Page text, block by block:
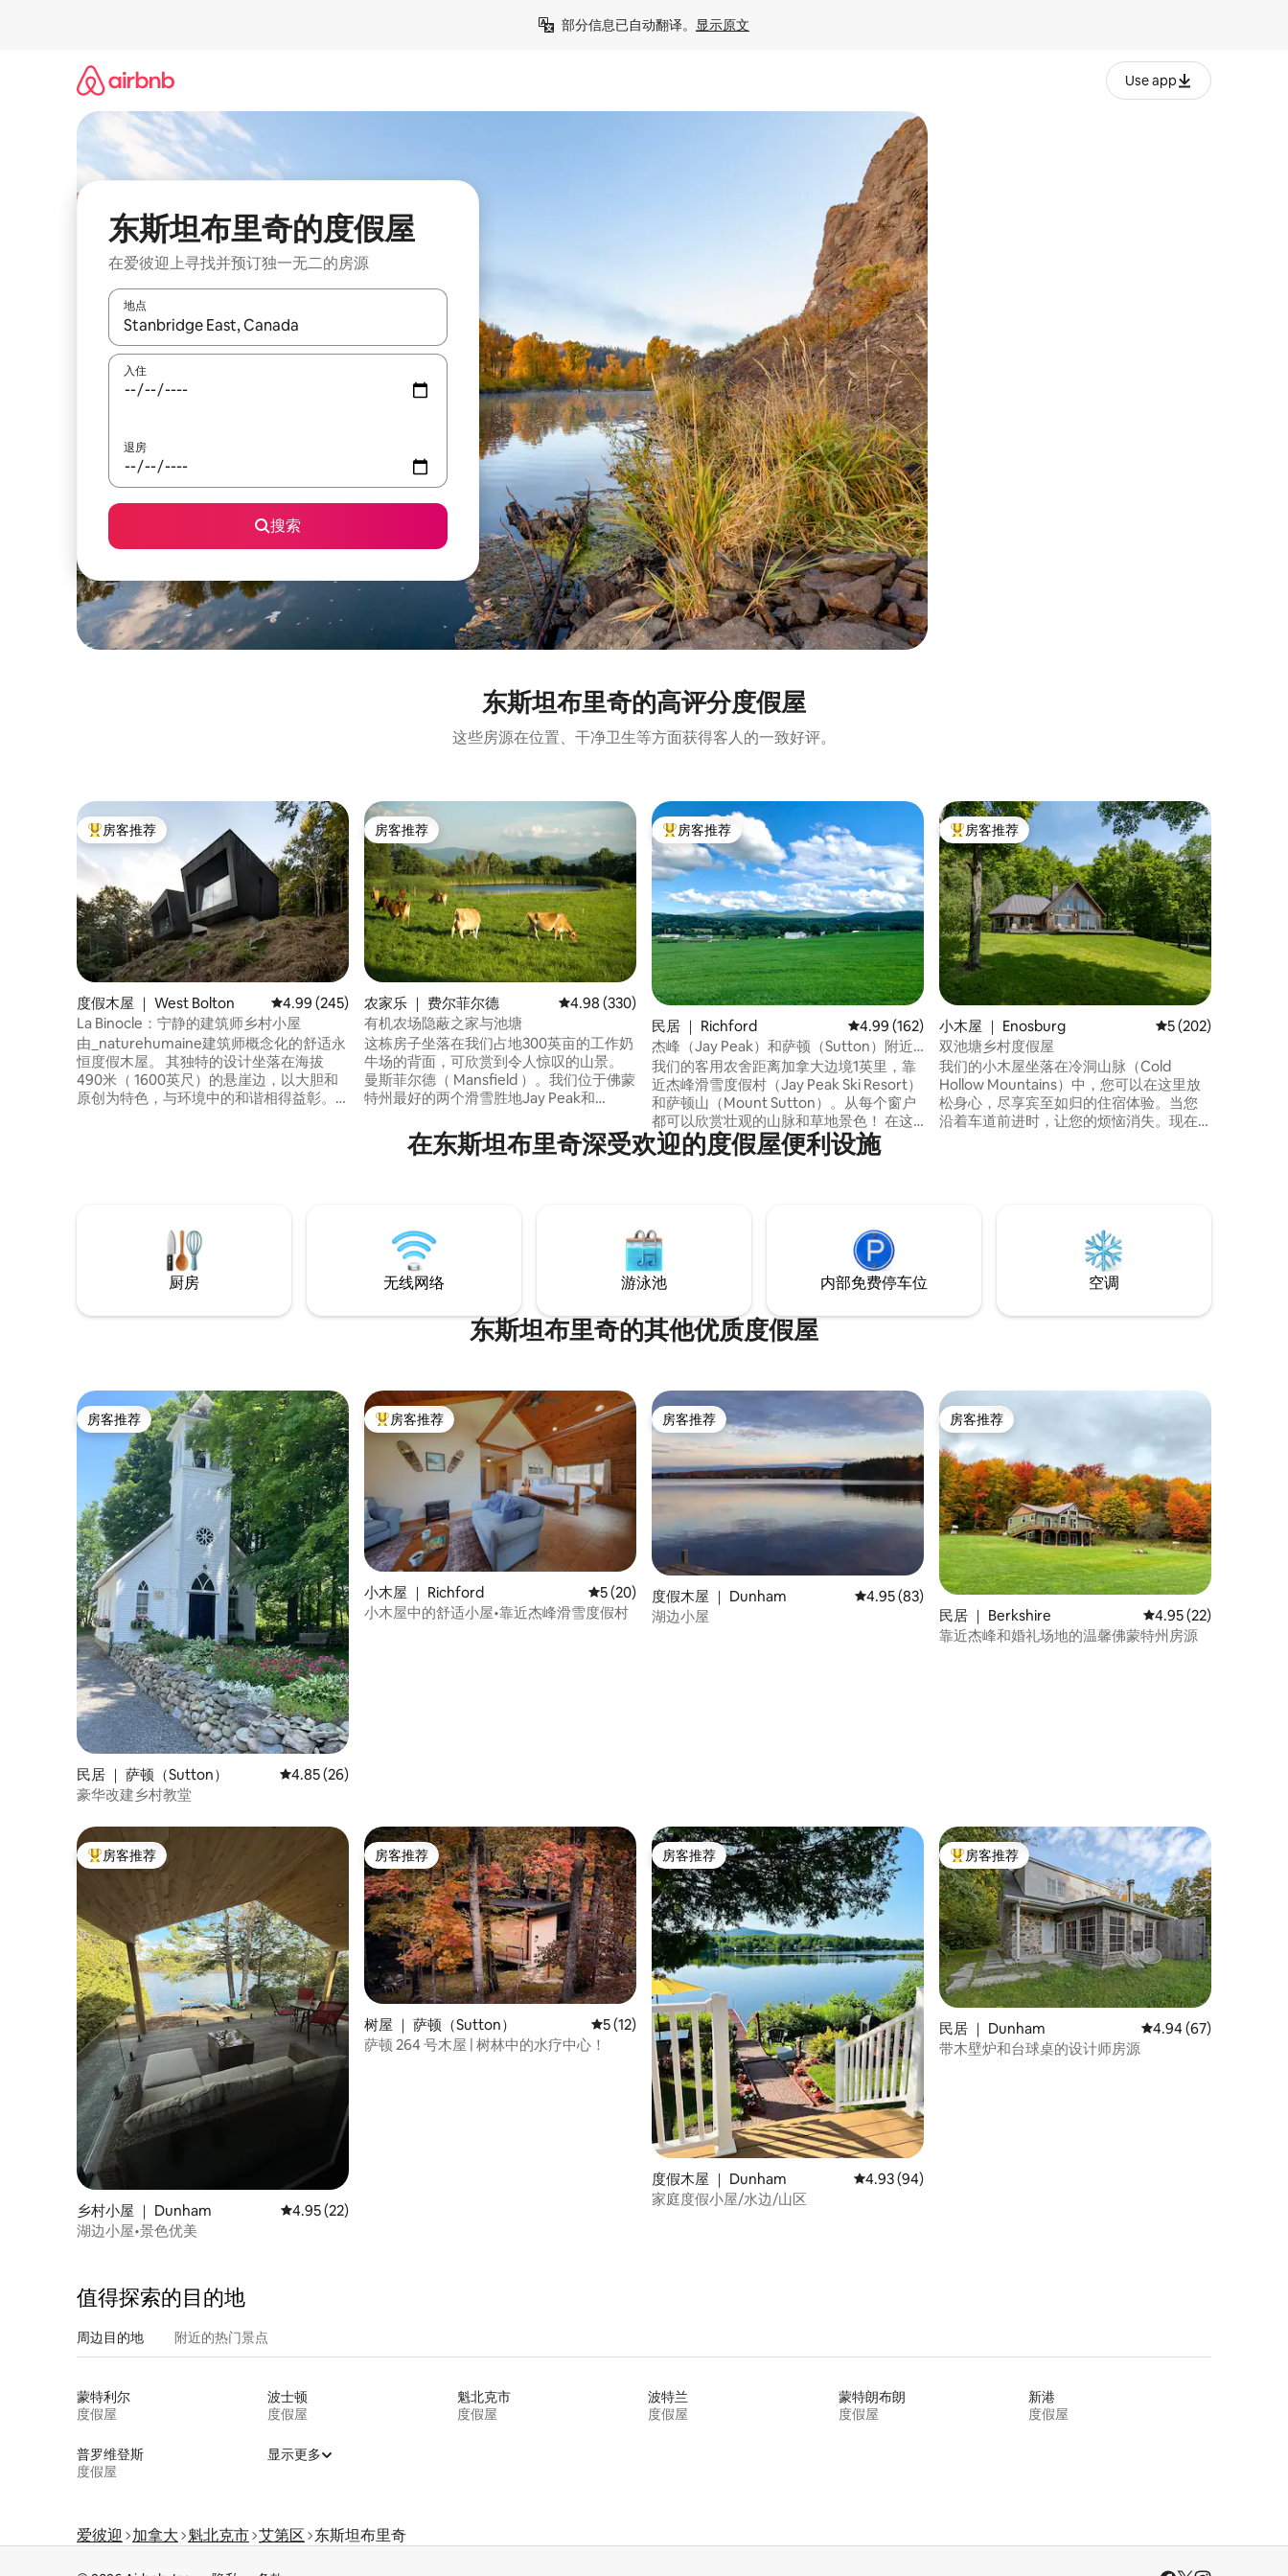
部分信息已自动翻译。 显示原文
Use app
东斯坦布里奇的度假屋
在爱彼迎上寻找并预订独一无二的房源
地点
如有搜索结果，请使用上下方向键查看，或通过点击或滑动手势浏览。
入住
退房
搜索
东斯坦布里奇的高评分度假屋
这些房源在位置、干净卫生等方面获得客人的一致好评。
热门「房客推荐」
房客推荐
度假木屋 ｜ West Bolton 平均评分 4.99 分（满分 5 分），共 245 条评价
4.99 (245)
La Binocle：宁静的建筑师乡村小屋
由_naturehumaine建筑师概念化的舒适永
恒度假木屋。 其独特的设计坐落在海拔
490米（ 1600英尺）的悬崖边，以大胆和
原创为特色，与环境中的和谐相得益彰。
房客推荐
房客推荐
农家乐 ｜ 费尔菲尔德 平均评分 4.98 分（满分 5 分），共 330 条评价
4.98 (330)
有机农场隐蔽之家与池塘
这栋房子坐落在我们占地300英亩的工作奶
牛场的背面，可欣赏到令人惊叹的山景。
曼斯菲尔德（ Mansfield ）。我们位于佛蒙
特州最好的两个滑雪胜地Jay Peak和
雪、骑行或x乡村之旅的冬季冒险吧。 入住
当地的啤酒厂、酿酒厂和餐厅。 或者在农
热门「房客推荐」
房客推荐
民居 ｜ Richford 平均评分 4.99 分（满分 5 分），共 162 条评价
4.99 (162)
杰峰（Jay Peak）和萨顿（Sutton）附近
的宁静舒适农舍
我们的客用农舍距离加拿大边境1英里，靠
近杰峰滑雪度假村（Jay Peak Ski Resort）
和萨顿山（Mount Sutton）。从每个窗户
都可以欣赏壮观的山脉和草地景色！ 在这
里，您可以探索古朴、以美食为中心的法
裔加拿大东部小镇，就在魁北克边境对
门廊和宁静的氛围！
热门「房客推荐」
房客推荐
小木屋 ｜ Enosburg 平均评分 5 分（满
5 (202)
双池塘乡村度假屋
我们的小木屋坐落在冷洞山脉（Cold
Hollow Mountains）中，您可以在这里放
松身心，尽享宾至如归的住宿体验。当您
沿着车道前进时，让您的烦恼消失。现在
了！我们确信，您一定会流连忘返！
在东斯坦布里奇深受欢迎的度假屋便利设施
厨房 无线网络 游泳池 内部免费停车位 空调
东斯坦布里奇的其他优质度假屋
房客推荐
房客推荐
民居 ｜ 萨顿（Sutton） 平均评分 4.85 分（满分 5 分），共 26 条评价
4.85 (26)
豪华改建乡村教堂
热门「房客推荐」
房客推荐
小木屋 ｜ Richford 平均评分 5 分（满分 5 分），共 20 条评价
5 (20)
小木屋中的舒适小屋•靠近杰峰滑雪度假村
房客推荐
房客推荐
度假木屋 ｜ Dunham 平均评分 4.95 分（满分 5 分），共 83 条评价
4.95 (83)
湖边小屋
房客推荐
房客推荐
民居 ｜ Berkshire 平均评分 4.95 分（满
4.95 (22)
靠近杰峰和婚礼场地的温馨佛蒙特州房源
热门「房客推荐」
房客推荐
乡村小屋 ｜ Dunham 平均评分 4.95 分（满分 5 分），共 22 条评价
4.95 (22)
湖边小屋•景色优美
房客推荐
房客推荐
树屋 ｜ 萨顿（Sutton） 平均评分 5 分（满分 5 分），共 12 条评价
5 (12)
萨顿 264 号木屋 | 树林中的水疗中心！
房客推荐
房客推荐
度假木屋 ｜ Dunham 平均评分 4.93 分（满分 5 分），共 94 条评价
4.93 (94)
家庭度假小屋/水边/山区
热门「房客推荐」
房客推荐
民居 ｜ Dunham 平均评分 4.94 分（满
4.94 (67)
带木壁炉和台球桌的设计师房源
值得探索的目的地
周边目的地 附近的热门景点
蒙特利尔
度假屋
波士顿
度假屋
魁北克市
度假屋
波特兰
度假屋
蒙特朗布朗
度假屋
新港
度假屋
普罗维登斯
度假屋
显示更多
爱彼迎 加拿大 魁北克市 艾第区 东斯坦布里奇